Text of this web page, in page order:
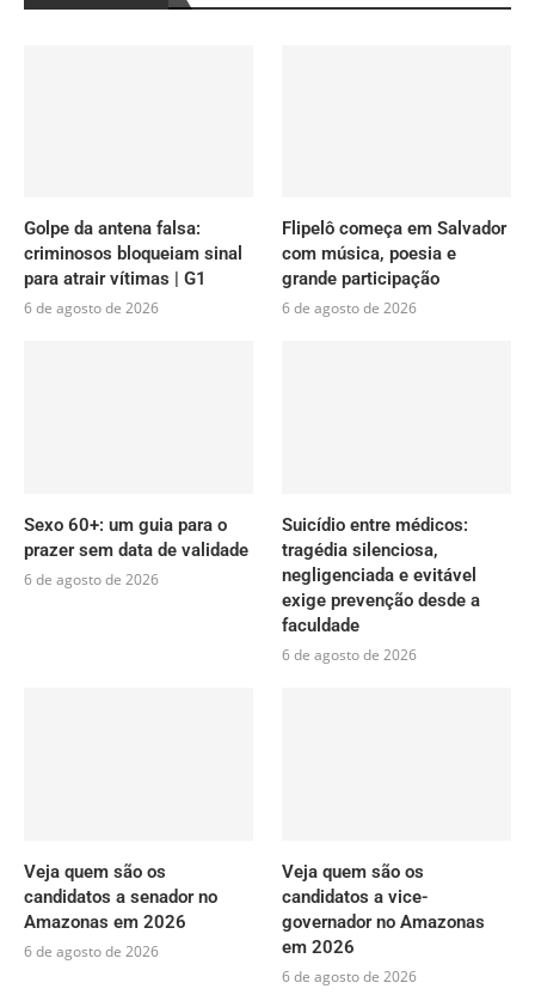
Golpe da antena falsa:
criminosos bloqueiam sinal
para atrair vítimas | G1
6 de agosto de 2026
Flipelô começa em Salvador
com música, poesia e
grande participação
6 de agosto de 2026
Sexo 60+: um guia para o
prazer sem data de validade
6 de agosto de 2026
Suicídio entre médicos:
tragédia silenciosa,
negligenciada e evitável
exige prevenção desde a
faculdade
6 de agosto de 2026
Veja quem são os
candidatos a senador no
Amazonas em 2026
6 de agosto de 2026
Veja quem são os
candidatos a vice-
governador no Amazonas
em 2026
6 de agosto de 2026